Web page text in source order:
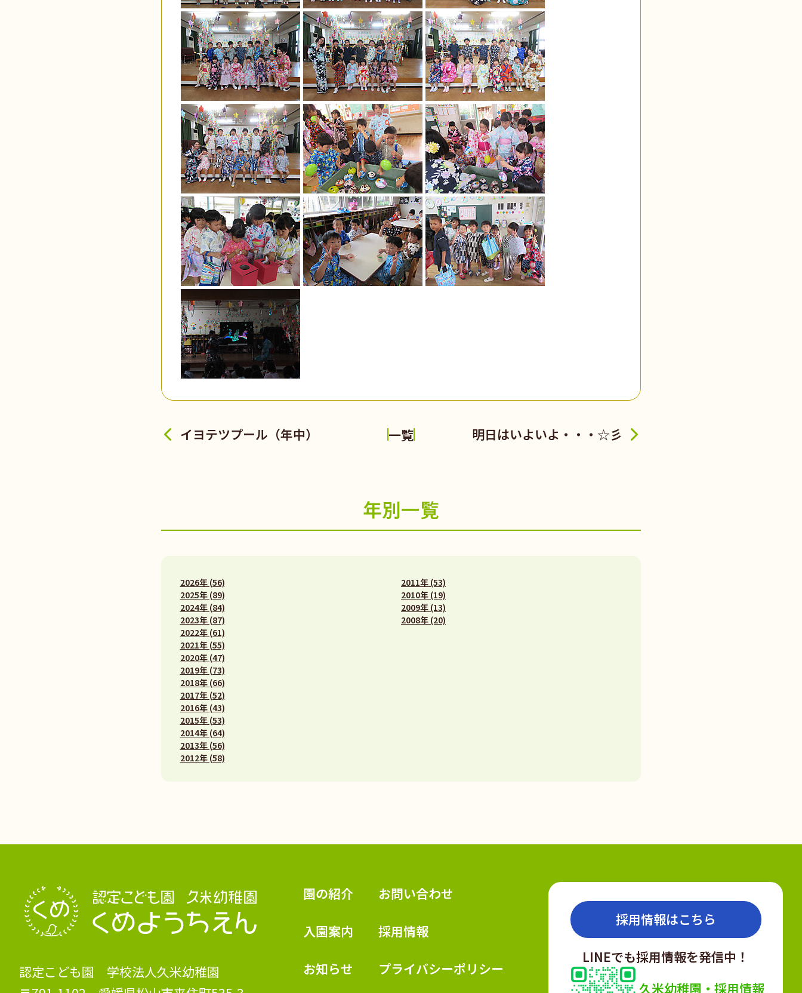
イヨテツプール（年中） 一覧 明日はいよいよ・・・☆彡
年別一覧
2026年 (56)
2025年 (89)
2024年 (84)
2023年 (87)
2022年 (61)
2021年 (55)
2020年 (47)
2019年 (73)
2018年 (66)
2017年 (52)
2016年 (43)
2015年 (53)
2014年 (64)
2013年 (56)
2012年 (58)
2011年 (53)
2010年 (19)
2009年 (13)
2008年 (20)
認定こども園 学校法人久米幼稚園
認定こども園 学校法人久米幼稚園
園の紹介
入園案内
お知らせ
お問い合わせ
採用情報
プライバシーポリシー
採用情報はこちら
LINEでも採用情報を発信中！
久米幼稚園・採用情報